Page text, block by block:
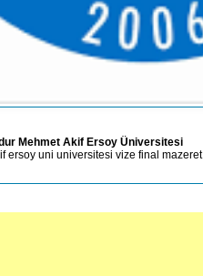
Mehmet Akif Ersoy Üniversitesi
ersoy uni universitesi vize final mazeret